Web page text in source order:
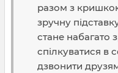
разом з
зручну
стане набагато
спілкуватися в
дзвонити